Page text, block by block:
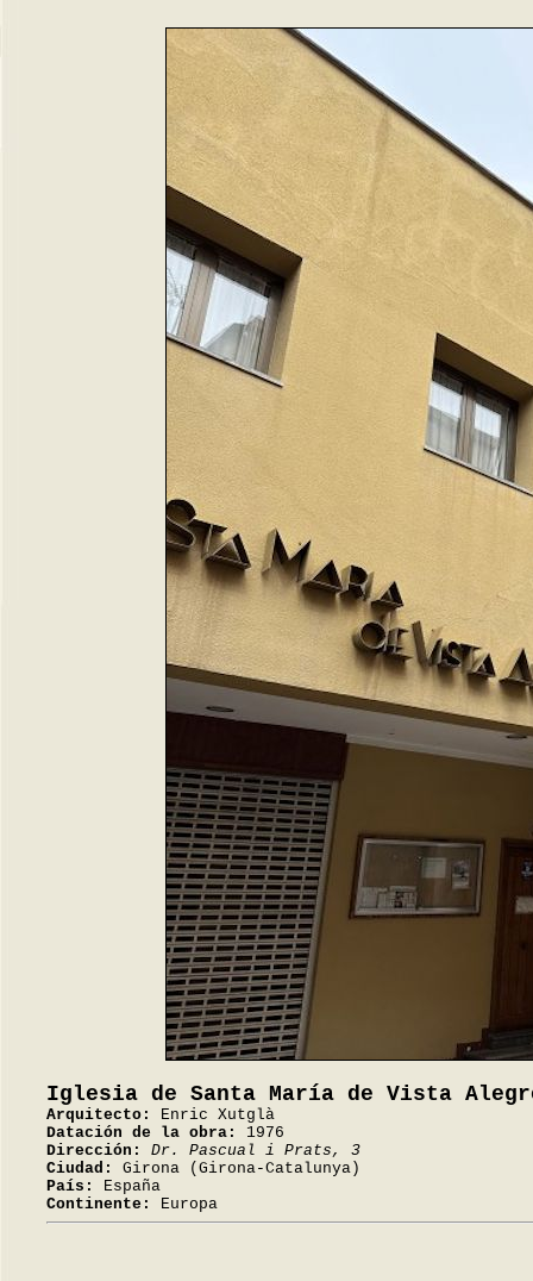
Iglesia de Santa María de Vista
Arquitecto:
Enric Xutglà
Datación de la obra:
1976
Dirección:
Dr. Pascual i Prats, 3
Ciudad:
Girona (Girona-Catalunya)
País:
España
Continente:
Europa